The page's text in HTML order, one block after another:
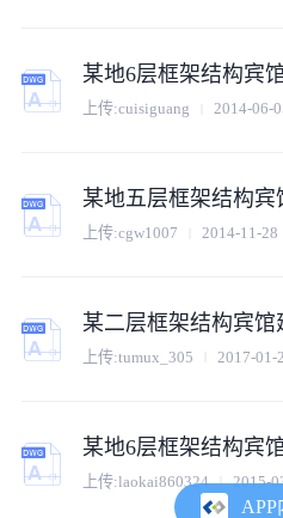
某地6层框架结构宾
上传:cuisiguang 2014-06-
某地五层框架结构宾
上传:cgw1007 2014-11-28
某二层框架结构宾馆
上传:tumux_305 2017-01-
某地6层框架结构宾
上传:laokai860324 2015-
APP